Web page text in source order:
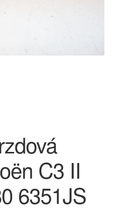
C3 II
6351JS